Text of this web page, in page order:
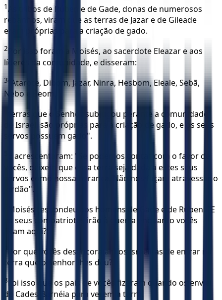
1As tribos de Rúben e de Gade, donas de numerosos
rebanhos, viram que as terras de Jazar e de Gileade
eram próprias para a criação de gado.
2
Por isso foram a Moisés, ao sacerdote Eleazar e aos
líderes da comunidade, e disseram:
3"Atarote, Dibom, Jazar, Ninra, Hesbom, Eleale, Sebã,
Nebo e Beom,
terras que o Senhor subjugou perante a comunidade
de Israel, são próprias para a criação de gado, e os seus
servos possuem gado".
E acrescentaram: "Se podemos contar com o favor de
vocês, deixem que essa terra seja dada a estes seus
servos como nossa herança. Não nos façam atravessar o
Jordão".
Moisés respondeu aos homens de Gade e de Rúben: "E
os seus compatriotas irão à guerra enquanto vocês
ficam aqui?
Por que vocês desencorajam os israelitas de entrar na
terra que o Senhor lhes deu?
8
Foi isso que os pais de vocês fizeram quando os enviei
de Cades-Barnéia para verem a terra.